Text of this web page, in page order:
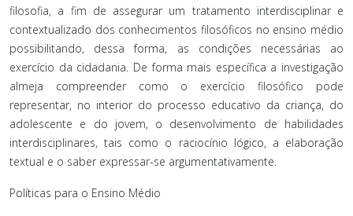
filosofia, a fim de assegurar um tratamento interdisciplinar e
contextualizado dos conhecimentos filosóficos no ensino médio
possibilitando, dessa forma, as condições necessárias ao
exercício da cidadania. De forma mais específica a investigação
almeja compreender como o exercício filosófico pode
representar, no interior do processo educativo da criança, do
adolescente e do jovem, o desenvolvimento de habilidades
interdisciplinares, tais como o raciocínio lógico, a elaboração
textual e o saber expressar-se argumentativamente.
Políticas para o Ensino Médio